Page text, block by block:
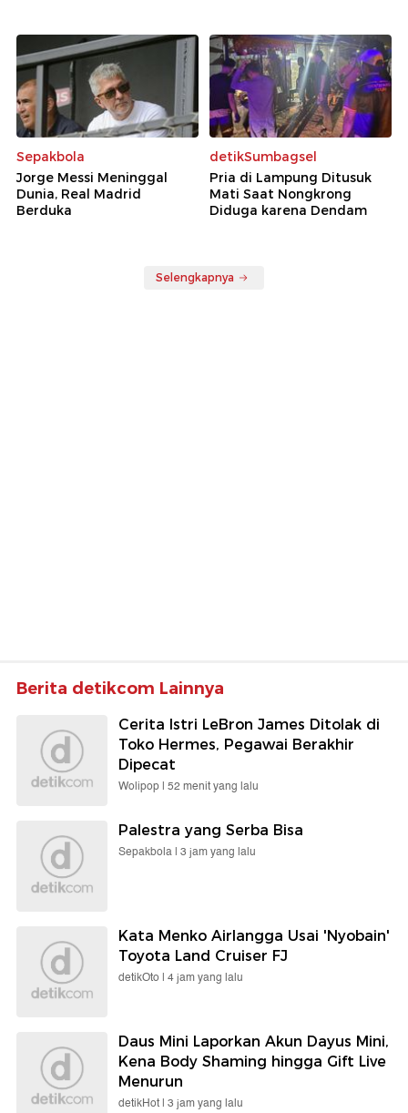
Sepakbola
Jorge Messi Meninggal
Dunia, Real Madrid
Berduka
detikSumbagsel
Pria di Lampung Ditusuk
Mati Saat Nongkrong
Diduga karena Dendam
Selengkapnya
Berita detikcom Lainnya
Cerita Istri LeBron James Ditolak di
Toko Hermes, Pegawai Berakhir
Dipecat
Wolipop | 52 menit yang lalu
Palestra yang Serba Bisa
Sepakbola | 3 jam yang lalu
Kata Menko Airlangga Usai 'Nyobain'
Toyota Land Cruiser FJ
detikOto | 4 jam yang lalu
Daus Mini Laporkan Akun Dayus Mini,
Kena Body Shaming hingga Gift Live
Menurun
detikHot | 3 jam yang lalu